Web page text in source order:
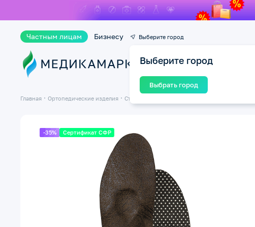
Частным лицам Бизнесу Выберите город
Выберите город
Выбрать город
Каталог
Главная Ортопедические изделия Стельки ортопедические
-35% Сертификат СФР